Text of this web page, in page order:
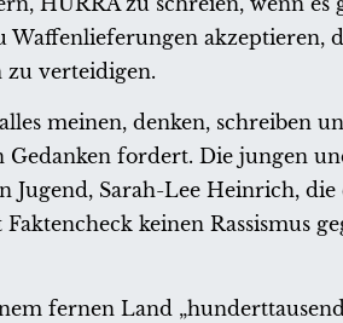
Waffenlieferungen
verteidigen.
meinen, denken, schreiben
Gedanken fordert. Die jungen
Jugend, Sarah-Lee Heinrich,
Faktencheck keinen Rassismus
fernen Land